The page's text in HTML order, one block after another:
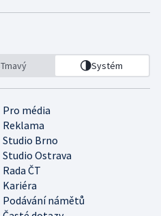
Tmavý Systém
Pro média
Reklama
Studio Brno
Studio Ostrava
Rada ČT
Kariéra
Podávání námětů